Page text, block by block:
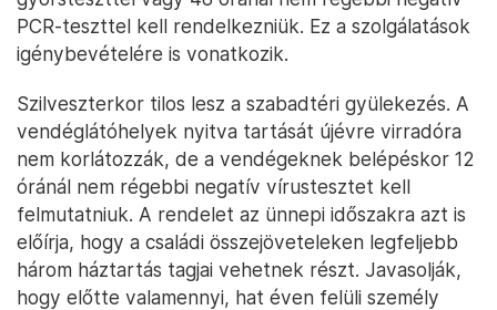
PCR-teszttel kell rendelkezniük. Ez a szolgálatások
igénybevételére is vonatkozik.
Szilveszterkor tilos lesz a szabadtéri gyülekezés. A
vendéglátóhelyek nyitva tartását újévre virradóra
nem korlátozzák, de a vendégeknek belépéskor 12
óránál nem régebbi negatív vírustesztet kell
felmutatniuk. A rendelet az ünnepi időszakra azt is
előírja, hogy a családi összejöveteleken legfeljebb
három háztartás tagjai vehetnek részt. Javasolják,
hogy előtte valamennyi, hat éven felüli személy